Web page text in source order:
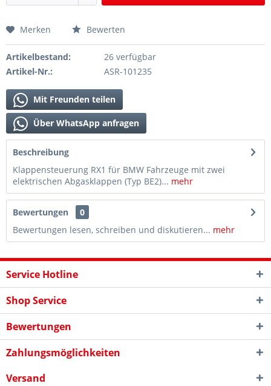
Merken Bewerten
Artikelbestand:
26 verfügbar
Artikel-Nr.:
ASR-101235
Mit Freunden teilen
Über WhatsApp anfragen
Beschreibung
Klappensteuerung RX1 für BMW Fahrzeuge mit zwei
elektrischen Abgasklappen (Typ BE2)... mehr
Bewertungen
0
Bewertungen lesen, schreiben und diskutieren... mehr
Service Hotline
Shop Service
Bewertungen
Zahlungsmöglichkeiten
Versand